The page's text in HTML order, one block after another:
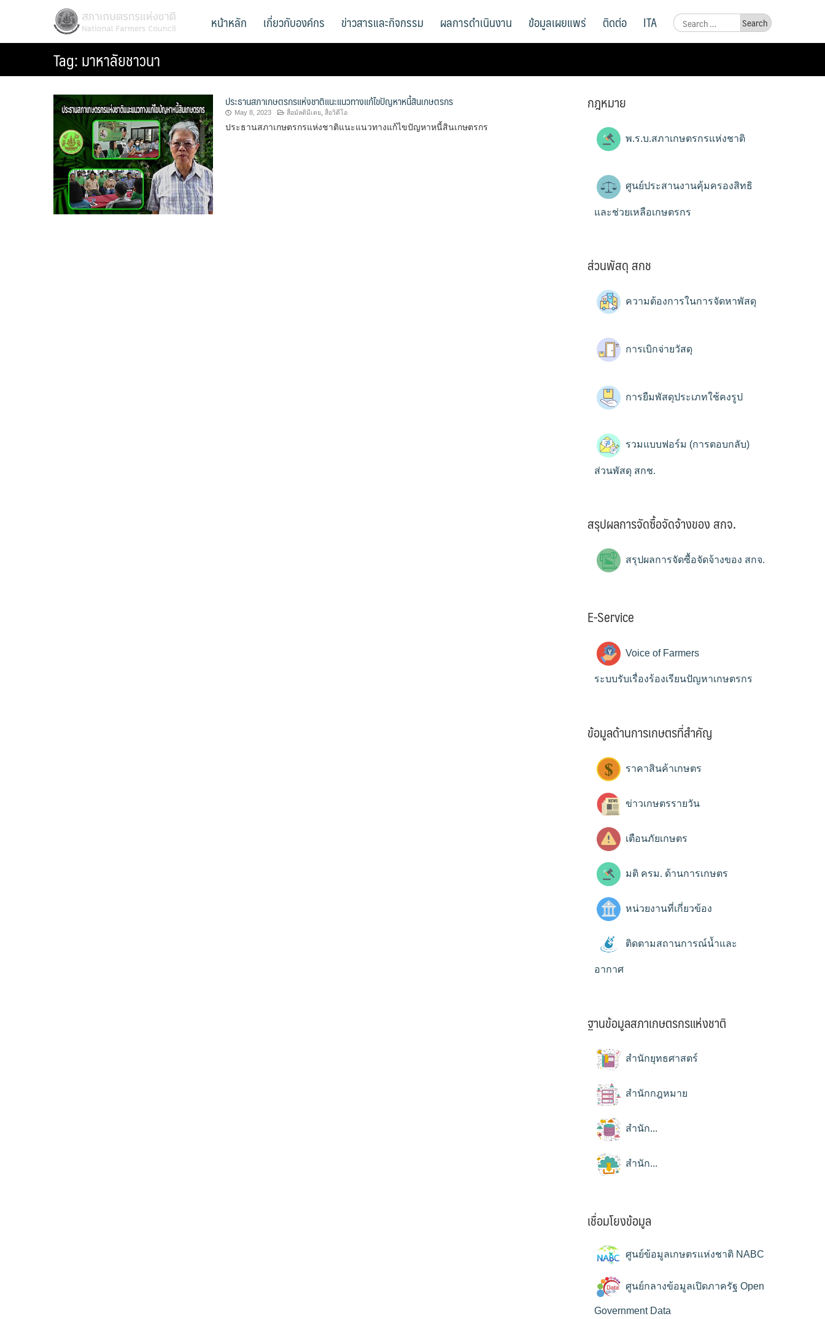
สภาเกษตรกรแห่งชาติ
National Farmers Council
Search
for:
หน้าหลัก เกี่ยวกับองค์กร ข่าวสารและกิจกรรม ผลการดำเนินงาน ข้อมูลเผยแพร่ ติดต่อ ITA
Tag:มาหาลัยชาวนา
ประธานสภาเกษตรกรแห่งชาติแนะแนวทางแก้ไขปัญหาหนี้สินเกษตรกร
May 8, 2023 สื่อมัลติมีเดย, สื่อวิดีโอ
ประธานสภาเกษตรกรแห่งชาติแนะแนวทางแก้ไขปัญหาหนี้สินเกษตรกร
กฎหมาย
พ.ร.บ.สภาเกษตรกรแห่งชาติ
ศูนย์ประสานงานคุ้มครองสิทธิ
และช่วยเหลือเกษตรกร
ส่วนพัสดุ สกช
ความต้องการในการจัดหาพัสดุ
การเบิกจ่ายวัสดุ
การยืมพัสดุประเภทใช้คงรูป
รวมแบบฟอร์ม (การตอบกลับ)
ส่วนพัสดุ สกช.
สรุปผลการจัดซื้อจัดจ้างของ สกจ.
สรุปผลการจัดซื้อจัดจ้างของ สกจ.
E-Service
Voice of Farmers
ระบบรับเรื่องร้องเรียนปัญหาเกษตรกร
ข้อมูลด้านการเกษตรที่สำคัญ
ราคาสินค้าเกษตร
ข่าวเกษตรรายวัน
เตือนภัยเกษตร
มติ ครม. ด้านการเกษตร
หน่วยงานที่เกี่ยวข้อง
ติดตามสถานการณ์น้ำและ
อากาศ
ฐานข้อมูลสภาเกษตรกรแห่งชาติ
สำนักยุทธศาสตร์
สำนักกฎหมาย
สำนัก...
สำนัก...
เชื่อมโยงข้อมูล
ศูนย์ข้อมูลเกษตรแห่งชาติ NABC
ศูนย์กลางข้อมูลเปิดภาครัฐ Open
Government Data